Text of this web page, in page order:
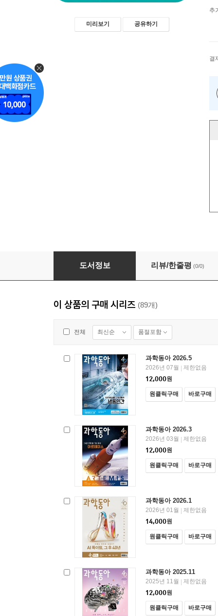
미리보기 공유하기
추
결
과학동아 2024.08
도서정보 리뷰/한줄평 (0/0)
이 상품의 구매 시리즈 (89개)
전체 최신순 품절포함
과학동아 2026.5
2026년 07월 | 제한없음
12,000원
원클릭구매 바로구매
과학동아 2026.3
2026년 03월 | 제한없음
12,000원
원클릭구매 바로구매
과학동아 2026.1
2026년 01월 | 제한없음
14,000원
원클릭구매 바로구매
과학동아 2025.11
2025년 11월 | 제한없음
12,000원
원클릭구매 바로구매